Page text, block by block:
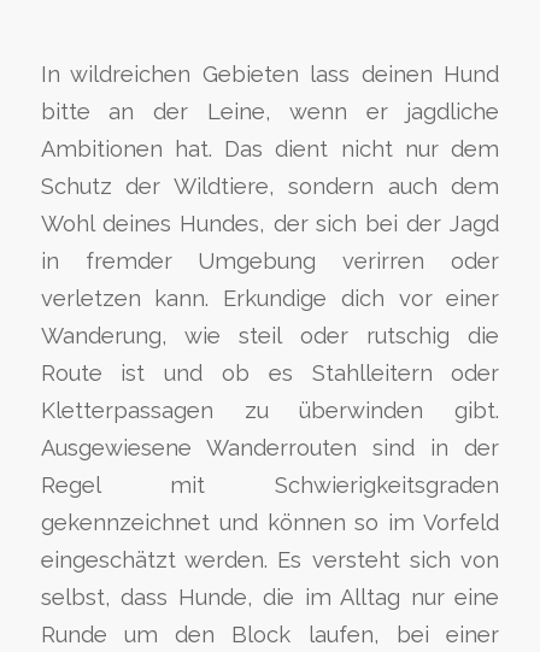
In wildreichen Gebieten lass deinen Hund
bitte an der Leine, wenn er jagdliche
Ambitionen hat. Das dient nicht nur dem
Schutz der Wildtiere, sondern auch dem
Wohl deines Hundes, der sich bei der Jagd
in fremder Umgebung verirren oder
verletzen kann. Erkundige dich vor einer
Wanderung, wie steil oder rutschig die
Route ist und ob es Stahlleitern oder
Kletterpassagen zu überwinden gibt.
Ausgewiesene Wanderrouten sind in der
Regel mit Schwierigkeitsgraden
gekennzeichnet und können so im Vorfeld
eingeschätzt werden. Es versteht sich von
selbst, dass Hunde, die im Alltag nur eine
Runde um den Block laufen, bei einer